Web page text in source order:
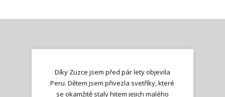
Díky Zuzce jsem před pár lety objevila
Peru. Dětem jsem přivezla svetříky, které
se okamžitě staly hitem jejich malého